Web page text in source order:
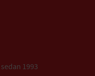
1993